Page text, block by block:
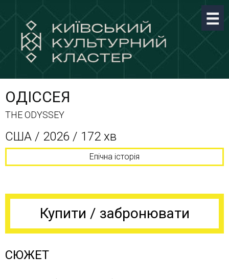
ОДІССЕЯ
THE ODYSSEY
США / 2026 / 172 хв
Епічна історія
Купити / забронювати
СЮЖЕТ